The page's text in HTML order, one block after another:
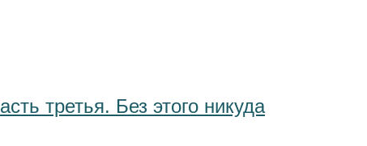
третья. Без этого никуда